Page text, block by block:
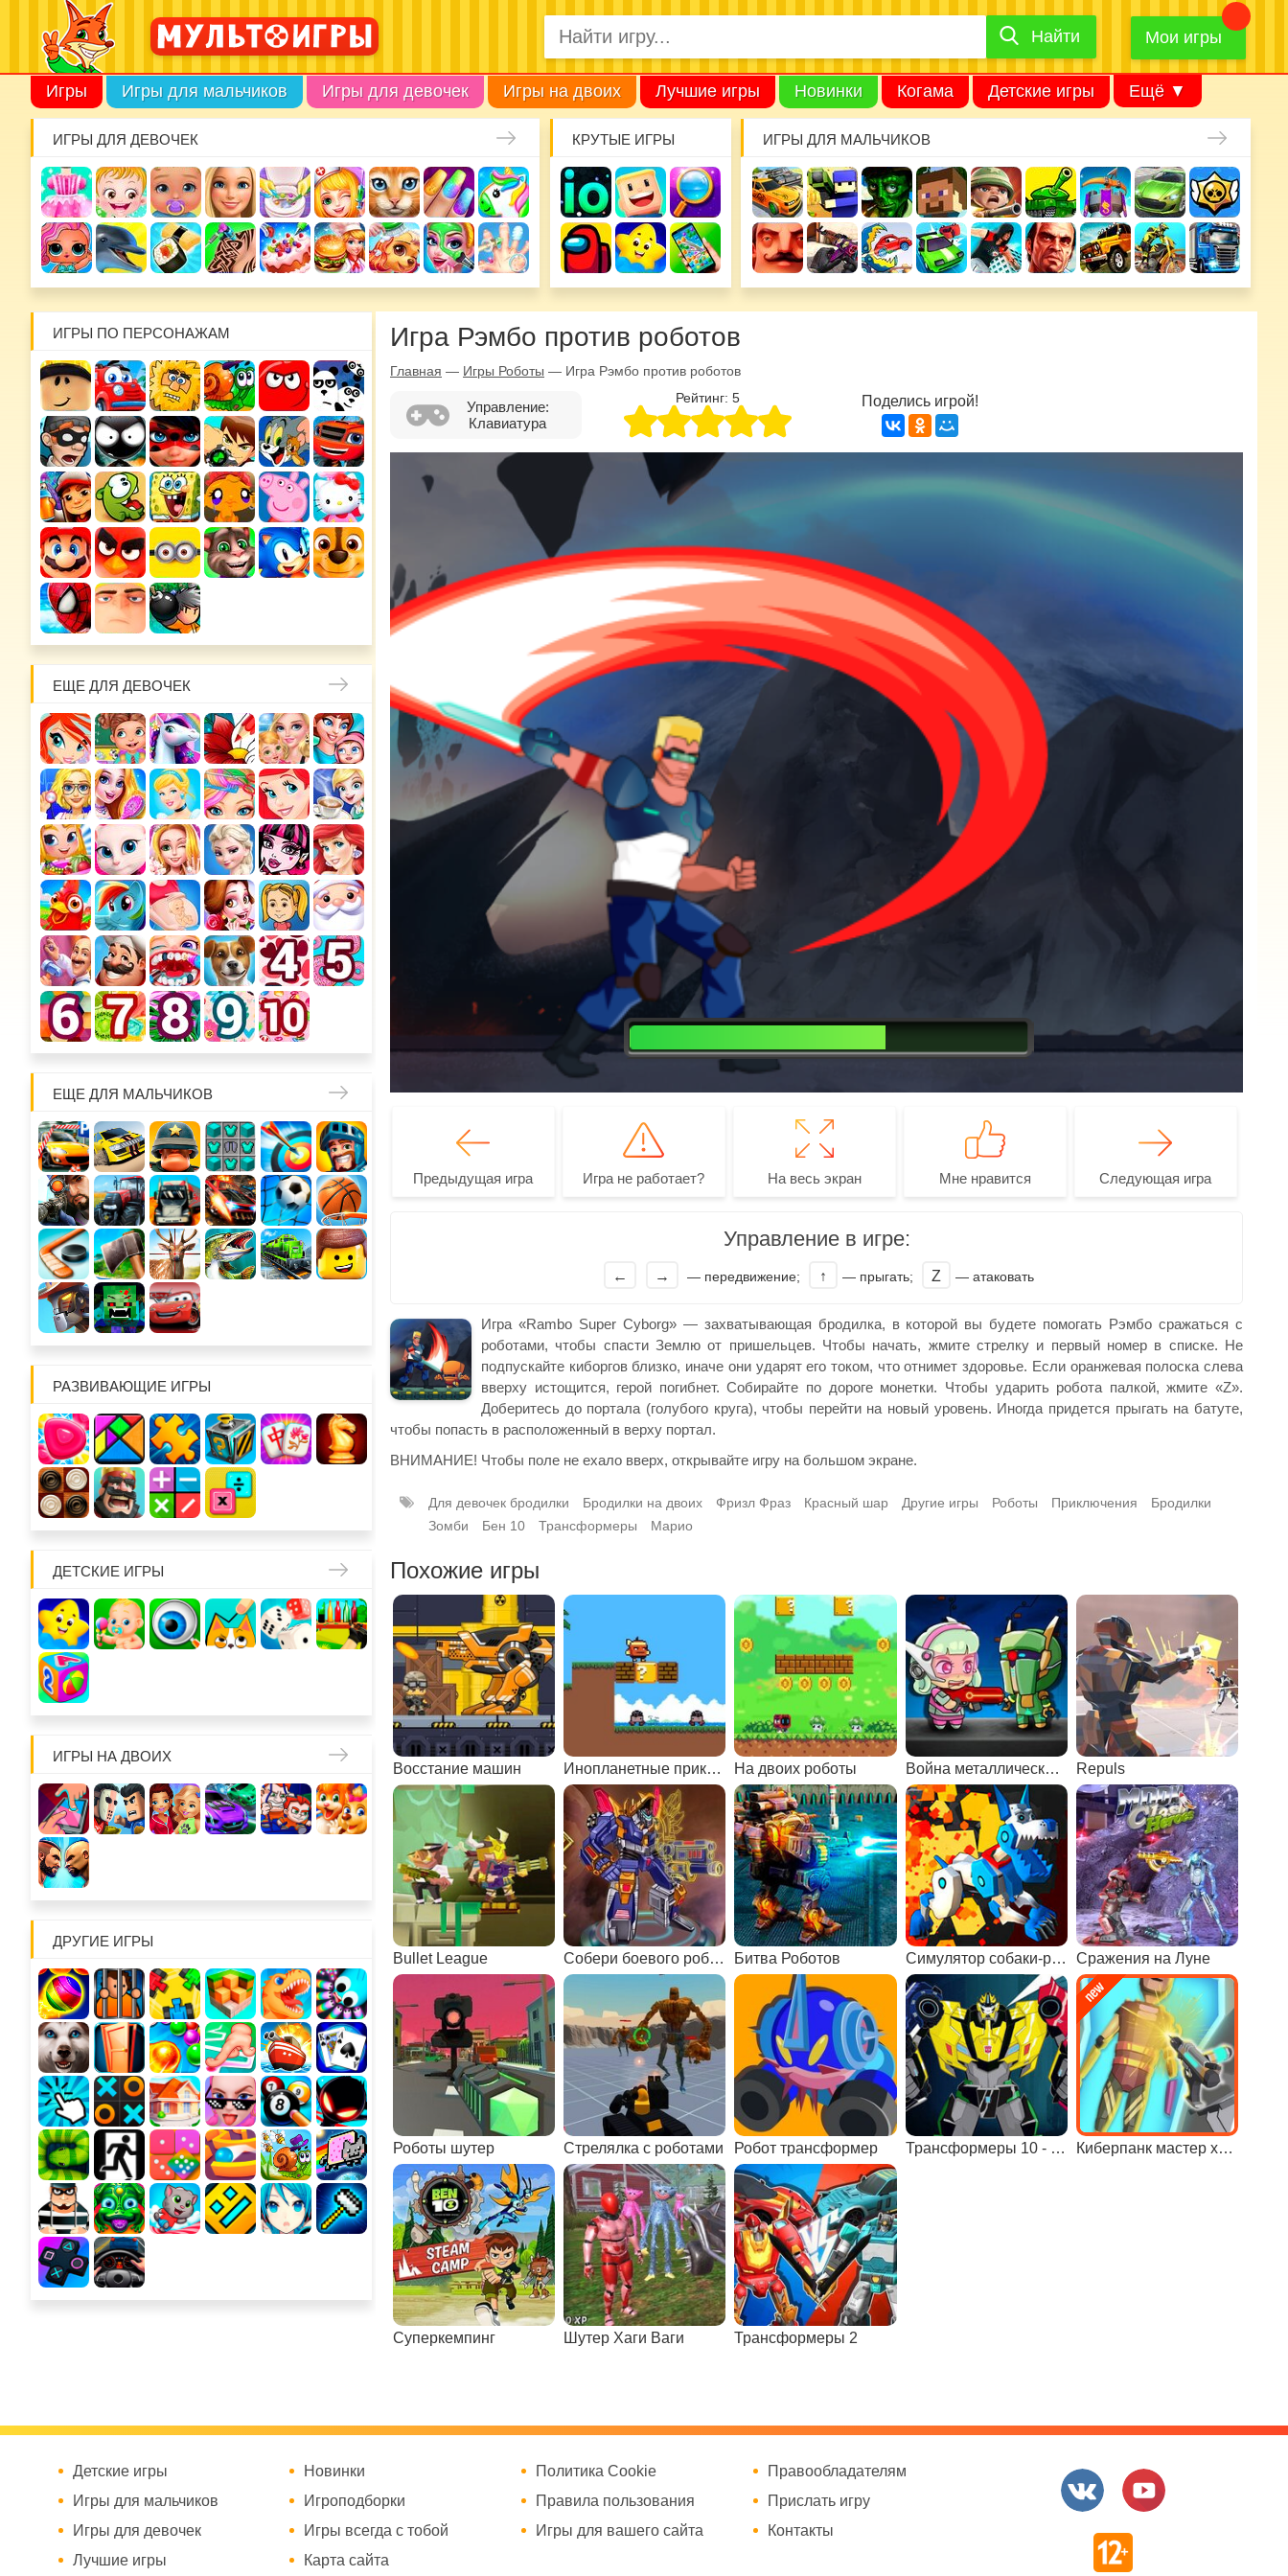
Найти
Найти Мои игры
Игры Игры для мальчиков Игры для девочек Игры на двоих Лучшие игры Новинки Когама Детские игры Ещё ▼
ИГРЫ ДЛЯ ДЕВОЧЕК КРУТЫЕ ИГРЫ ИГРЫ ДЛЯ МАЛЬЧИКОВ
ИГРЫ ПО ПЕРСОНАЖАМ
ЕЩЕ ДЛЯ ДЕВОЧЕК
ЕЩЕ ДЛЯ МАЛЬЧИКОВ
РАЗВИВАЮЩИЕ ИГРЫ
ДЕТСКИЕ ИГРЫ
ИГРЫ НА ДВОИХ
ДРУГИЕ ИГРЫ
Игра Рэмбо против роботов
Главная — Игры Роботы — Игра Рэмбо против роботов
Управление:
Клавиатура
Рейтинг: 5 Поделись игрой!
Предыдущая игра Игра не работает? На весь экран Мне нравится Следующая игра
Управление в игре:
← → — передвижение; ↑ — прыгать; Z — атаковать
Игра «Rambo Super Cyborg» — захватывающая бродилка, в которой вы будете помогать Рэмбо сражаться с
роботами, чтобы спасти Землю от пришельцев. Чтобы начать, жмите стрелку и первый номер в списке. Не
подпускайте киборгов близко, иначе они ударят его током, что отнимет здоровье. Если оранжевая полоска слева
вверху истощится, герой погибнет. Собирайте по дороге монетки. Чтобы ударить робота палкой, жмите «Z».
Доберитесь до портала (голубого круга), чтобы перейти на новый уровень. Иногда придется прыгать на батуте,
чтобы попасть в расположенный в верху портал.
ВНИМАНИЕ! Чтобы поле не ехало вверх, открывайте игру на большом экране.
Для девочек бродилки Бродилки на двоих Фризл Фраз Красный шар Другие игры Роботы Приключения
Бродилки
Зомби
Бен 10 Трансформеры Марио
Похожие игры
Восстание машин Инопланетные приключения Билли На двоих роботы Война металлической армии Repuls
Bullet League Собери боевого робота Битва Роботов Симулятор собаки-робота Сражения на Луне
Роботы шутер Стрелялка с роботами Робот трансформер Трансформеры 10 - Темная Сторона Луны Киберпанк мастер хирургии
Суперкемпинг Шутер Хаги Ваги Трансформеры 2
Детские игры
Игры для мальчиков
Игры для девочек
Лучшие игры
Новинки
Игроподборки
Игры всегда с тобой
Карта сайта
Политика Cookie
Правила пользования
Игры для вашего сайта
Правообладателям
Прислать игру
Контакты